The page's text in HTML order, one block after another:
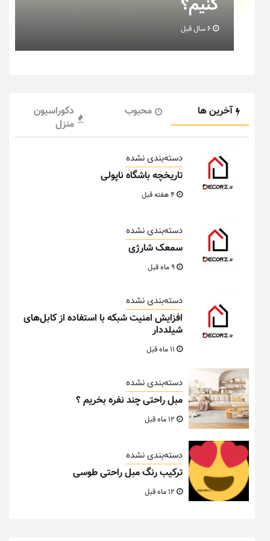
خانه عروس بدانیم + تصویر
آخرین ها محبوب
دکوراسیون
منزل
دسته‌بندی نشده
تاریخچه باشگاه ناپولی
دسته‌بندی نشده
سمعک شارژی
دسته‌بندی نشده
افزایش امنیت شبکه با استفاده از کابل‌های
شیلددار
دسته‌بندی نشده
مبل راحتی چند نفره بخریم ؟
دسته‌بندی نشده
ترکیب رنگ مبل راحتی طوسی